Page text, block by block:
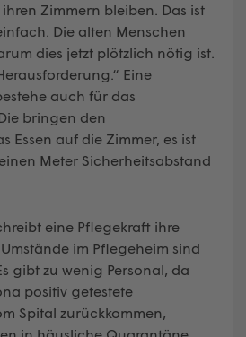
Zimmern bleiben. Das ist
Die alten Menschen
dies jetzt plötzlich nötig ist.
Eine
auch für das
bringen den
Essen auf die Zimmer, es ist
Meter Sicherheitsabstand
eine Pflegekraft ihre
im Pflegeheim sind
gibt zu wenig Personal, da
positiv getestete
Spital zurückkommen,